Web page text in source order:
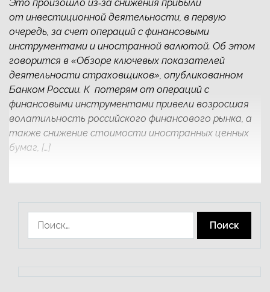
Это произошло из‑за снижения прибыли
от инвестиционной деятельности, в первую
очередь, за счет операций с финансовыми
инструментами и иностранной валютой. Об этом
говорится в «Обзоре ключевых показателей
деятельности страховщиков», опубликованном
Банком России. К потерям от операций с
финансовыми инструментами привели возросшая
волатильность российского финансового рынка, а
также снижение стоимости иностранных ценных
бумаг, […]